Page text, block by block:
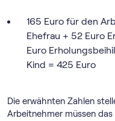
165 Euro für den
Ehefrau + 52 Euro
Euro
Kind = 425 Euro
Die erwähnten Zahlen
Arbeitnehmer müssen